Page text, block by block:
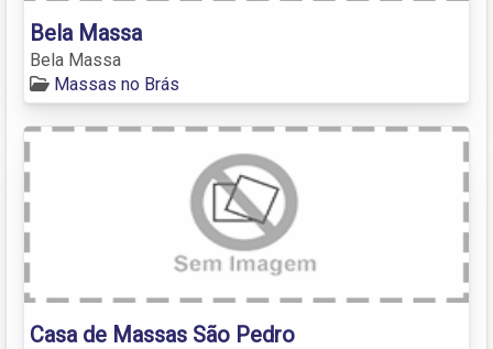
Bela Massa
Bela Massa
Massas no Brás
Casa de Massas São Pedro